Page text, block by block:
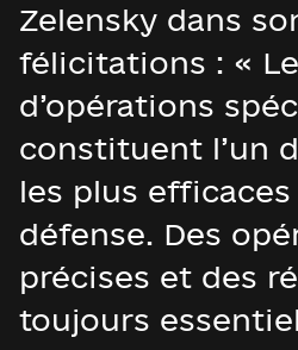
Zelensky dans
félicitations : «
d’opérations
constituent l’un
les plus
défense. Des
précises et des
toujours